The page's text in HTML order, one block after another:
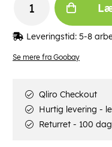
Se mere fra Goobay
Leveringstid: 5-8
Qliro Checkout
Hurtig levering -
Returret - 100